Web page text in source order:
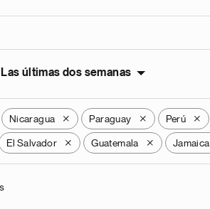
Las últimas dos semanas
Nicaragua X Paraguay X Perú X
El Salvador X Guatemala X Jamaica